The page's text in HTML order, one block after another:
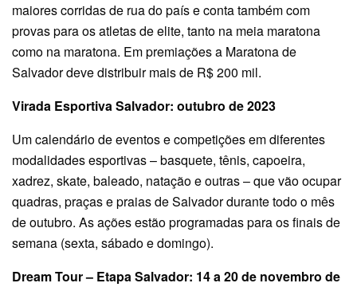
maiores corridas de rua do país e conta também com
provas para os atletas de elite, tanto na meia maratona
como na maratona. Em premiações a Maratona de
Salvador deve distribuir mais de R$ 200 mil.
Virada Esportiva Salvador: outubro de 2023
Um calendário de eventos e competições em diferentes
modalidades esportivas – basquete, tênis, capoeira,
xadrez, skate, baleado, natação e outras – que vão ocupar
quadras, praças e praias de Salvador durante todo o mês
de outubro. As ações estão programadas para os finais de
semana (sexta, sábado e domingo).
Dream Tour – Etapa Salvador: 14 a 20 de novembro de